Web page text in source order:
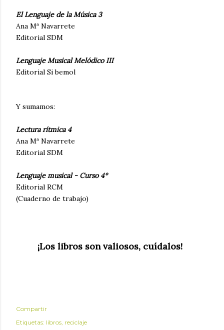
El Lenguaje de la Música 3
Ana Mª Navarrete
Editorial SDM
Lenguaje Musical Melódico III
Editorial Si bemol
Y sumamos:
Lectura rítmica 4
Ana Mª Navarrete
Editorial SDM
Lenguaje musical - Curso 4º
Editorial RCM
(Cuaderno de trabajo)
¡Los libros son valiosos, cuídalos!
Compartir
Etiquetas: libros reciclaje